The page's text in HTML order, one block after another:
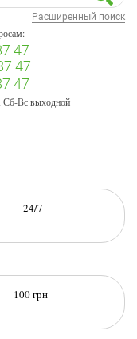
Расширенный поиск
47
47
47
Сб-Вс выходной
24/7
100 грн